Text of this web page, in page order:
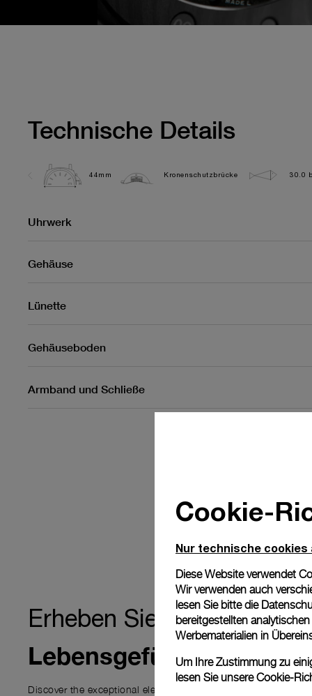
Technische Details
44mm Kronenschutzbrücke 30.0
Uhrwerk
Gehäuse
Lünette
Gehäuseboden
Armband und Schließe
Erheben Sie Zeitzu
Lebensgefühl
Discover the exceptional elements that accompany your new
Cookie-
Nur technische cookies
Diese Website verwendet
Wir verwenden auch
lesen Sie bitte die
bereitgestellten
Werbematerialien in
Um Ihre Zustimmung zu
lesen Sie unsereCookie-